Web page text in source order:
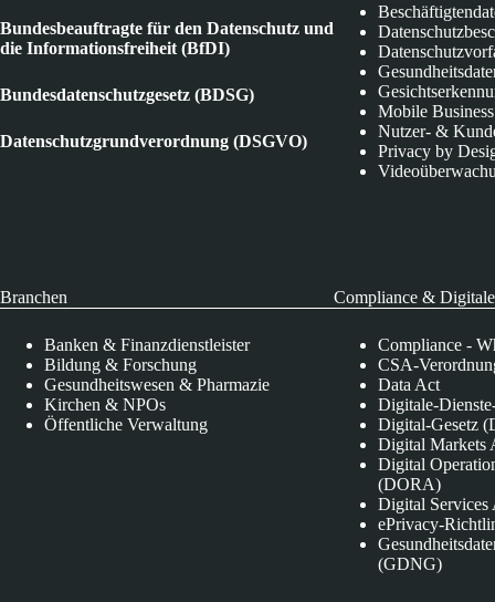
Bundesbeauftragte für den Datenschutz und
die Informationsfreiheit (BfDI)
Bundesdatenschutzgesetz (BDSG)
Datenschutzgrundverordnung (DSGVO)
Mobile Business
Nutzer- &
Privacy by
Branchen
Banken & Finanzdienstleister
Bildung & Forschung
Gesundheitswesen & Pharmazie
Kirchen & NPOs
Öffentliche Verwaltung
Compliance &
Compliance -
CSA-
Data Act
Digitale-
Digital-Gesetz
Digital Markets
Digital
(DORA)
Digital
ePrivacy-
(GDNG)